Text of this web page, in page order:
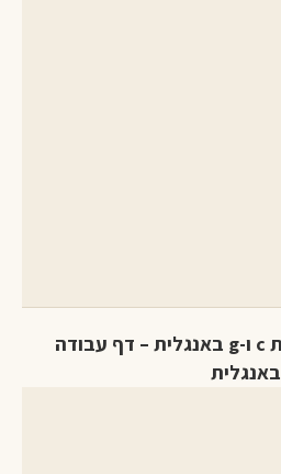
הצלילים של האותיות c ו-g באנגלית – דף עבודה
באנגלית